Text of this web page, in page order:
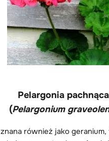
Pelargonia pachnąca
(Pelargonium
również jako